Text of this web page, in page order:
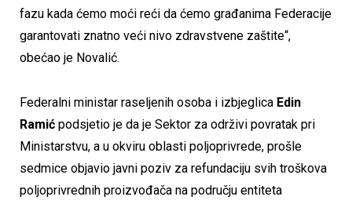
fazu kada ćemo moći reći da ćemo građanima Federacije
garantovati znatno veći nivo zdravstvene zaštite“,
obećao je Novalić.
Federalni ministar raseljenih osoba i izbjeglica Edin
Ramić podsjetio je da je Sektor za održivi povratak pri
Ministarstvu, a u okviru oblasti poljoprivrede, prošle
sedmice objavio javni poziv za refundaciju svih troškova
poljoprivrednih proizvođača na području entiteta